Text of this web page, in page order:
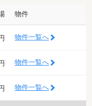
物件
物件一覧へ
物件一覧へ
物件一覧へ